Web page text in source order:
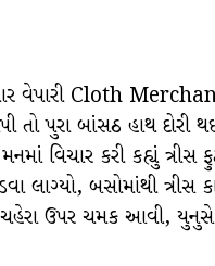
વેપારી Cloth
તો પુરા બાંસઠ હાથ
વિચાર કરી કહ્યું
લાગ્યો, બસોમાંથી ત્રીસ
ઉપર ચમક આવી,